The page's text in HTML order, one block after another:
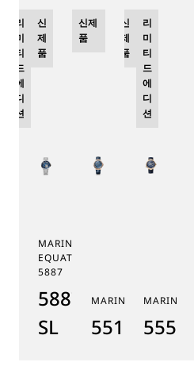
MARINE TOURBILLON
EQUATION MARCHANTE
5887
5887PT/YS/PW0
SL
리
미
티
드
에
디
션
신
제
품
MARINE 5517
5517BR/
신제
품
MARINE
신
제
품
리
미
티
드
에
디
션